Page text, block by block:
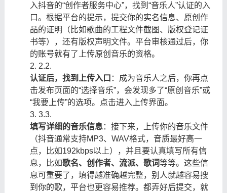
入抖音的“创作者服务中心”，找到“音乐人”认证的入
口。根据平台的提示，提交你的实名信息、原创作
品的证明（比如歌曲的工程文件截图、版权登记证
书等），还有版权声明文件。平台审核通过后，你
的账号就有了上传原创音乐的资格。
2.2.
认证后，找到上传入口 ：成为音乐人之后，你再点
击发布页面的“选择音乐”，会发现多了“原创音乐”或
“我要上传”的选项。点击进入上传界面。
3.3.
填写详细的音乐信息：接下来，上传你的音乐文件
（抖音通常支持MP3、WAV格式，音质最好高一
点，比如192kbps以上），并且要认真填写所有信
息，比如歌名、创作者、流派、歌词等等。这些信
息可重要了，填得越准确越完整，别人就越容易搜
到你的歌，平台也更容易推荐。都弄好后提交，就